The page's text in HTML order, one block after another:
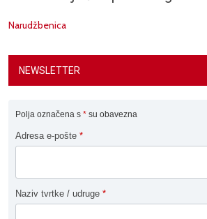
Narudžbenica
NEWSLETTER
Polja označena s * su obavezna
Adresa e-pošte *
Naziv tvrtke / udruge *